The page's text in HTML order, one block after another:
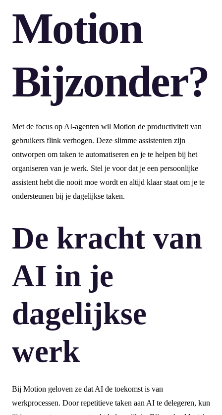
Motion
Bijzonder?
Met de focus op AI-agenten wil Motion de productiviteit van
gebruikers flink verhogen. Deze slimme assistenten zijn
ontworpen om taken te automatiseren en je te helpen bij het
organiseren van je werk. Stel je voor dat je een persoonlijke
assistent hebt die nooit moe wordt en altijd klaar staat om je te
ondersteunen bij je dagelijkse taken.
De kracht van
AI in je
dagelijkse
werk
Bij Motion geloven ze dat AI de toekomst is van
werkprocessen. Door repetitieve taken aan AI te delegeren, kun